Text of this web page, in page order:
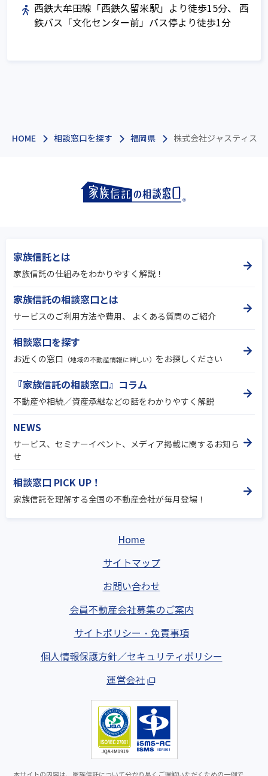
HOME 相談窓口を探す 福岡県 株式会社ジャスティス
西鉄大牟田線「西鉄久留米駅」より徒歩15分、 西
鉄バス「文化センター前」バス停より徒歩1分
家族信託とは
家族信託の仕組みをわかりやすく解説！
家族信託の相談窓口とは
サービスのご利用方法や費用、 よくある質問のご紹介
相談窓口を探す
お近くの窓口 （地域の不動産情報に詳しい） をお探しください
『家族信託の相談窓口』コラム
不動産や相続／資産承継などの話をわかりやすく解説
NEWS
サービス、セミナーイベント、メディア掲載に関するお知ら
せ
相談窓口 PICK UP！
家族信託を理解する全国の不動産会社が毎月登場！
Home
サイトマップ
お問い合わせ
会員不動産会社募集のご案内
サイトポリシー・免責事項
個人情報保護方針／セキュリティポリシー
運営会社